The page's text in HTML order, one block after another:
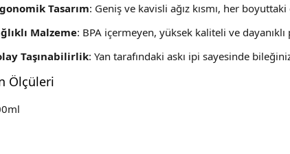
Tasarım: Geniş ve kavisli ağız kısmı, her
Malzeme: BPA içermeyen, yüksek kaliteli ve
Taşınabilirlik: Yan tarafındaki askı ipi sayesinde
Ölçüleri